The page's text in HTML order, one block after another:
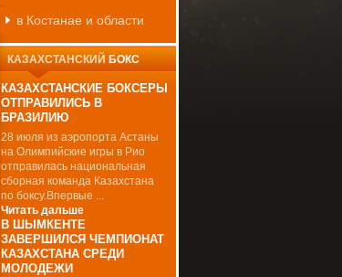
в Костанае и области
КАЗАХСТАНСКИЙ БОКС
КАЗАХСТАНСКИЕ БОКСЕРЫ
ОТПРАВИЛИСЬ В
БРАЗИЛИЮ
28 июля из аэропорта Астаны
на Олимпийские игры в Рио
отправилась национальная
сборная команда Казахстана
по боксу.Впервые ...
Читать дальше
В ШЫМКЕНТЕ
ЗАВЕРШИЛСЯ ЧЕМПИОНАТ
КАЗАХСТАНА СРЕДИ
МОЛОДЕЖИ